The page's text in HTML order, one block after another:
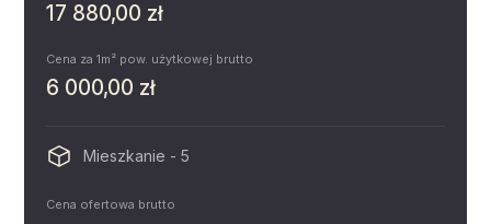
17 880,00 zł
Cena za 1m² pow. użytkowej brutto
6 000,00 zł
Mieszkanie - 5
Cena ofertowa brutto